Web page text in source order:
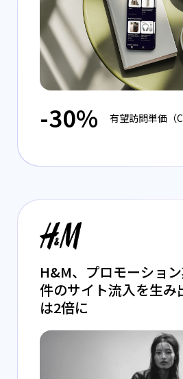
-30% 有望訪問単価（
H&M、プロモーショ
件のサイト流入を生み
は2倍に